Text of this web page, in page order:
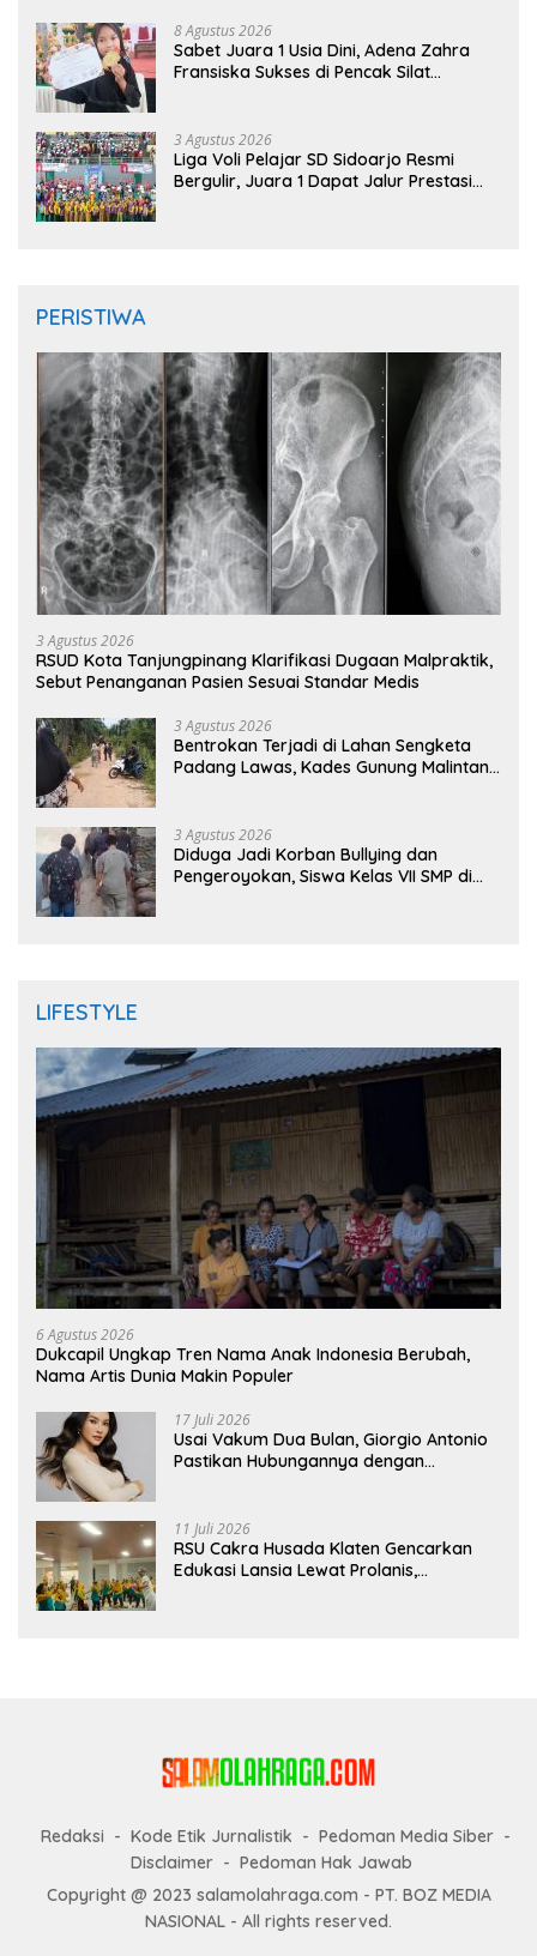
8 Agustus 2026
Sabet Juara 1 Usia Dini, Adena Zahra
Fransiska Sukses di Pencak Silat
3 Agustus 2026
Liga Voli Pelajar SD Sidoarjo Resmi
Bergulir, Juara 1 Dapat Jalur Prestasi
PERISTIWA
3 Agustus 2026
RSUD Kota Tanjungpinang Klarifikasi Dugaan Malpraktik,
Sebut Penanganan Pasien Sesuai Standar Medis
3 Agustus 2026
Bentrokan Terjadi di Lahan Sengketa
Padang Lawas, Kades Gunung Malintang
3 Agustus 2026
Diduga Jadi Korban Bullying dan
Pengeroyokan, Siswa Kelas VII SMP di
LIFESTYLE
6 Agustus 2026
Dukcapil Ungkap Tren Nama Anak Indonesia Berubah,
Nama Artis Dunia Makin Populer
17 Juli 2026
Usai Vakum Dua Bulan, Giorgio Antonio
Pastikan Hubungannya dengan
11 Juli 2026
RSU Cakra Husada Klaten Gencarkan
Edukasi Lansia Lewat Prolanis,
Redaksi Kode Etik Jurnalistik
Pedoman Media Siber
Disclaimer
Pedoman Hak Jawab
Copyright @ 2023 salamolahraga.com - PT. BOZ MEDIA
NASIONAL - All rights reserved.